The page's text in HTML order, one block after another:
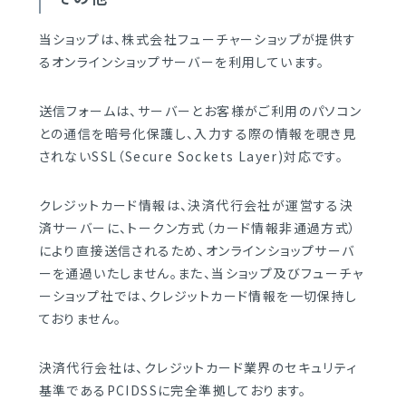
当ショップは、株式会社フューチャーショップが提供す
るオンラインショップサーバーを利用しています。
送信フォームは、サーバーとお客様がご利用のパソコン
との通信を暗号化保護し、入力する際の情報を覗き見
されないSSL（Secure Sockets Layer)対応です。
クレジットカード情報は、決済代行会社が運営する決
済サーバーに、トークン方式（カード情報非通過方式）
により直接送信されるため、オンラインショップサーバ
ーを通過いたしません。また、当ショップ及びフューチャ
ーショップ社では、クレジットカード情報を一切保持し
ておりません。
決済代行会社は、クレジットカード業界のセキュリティ
基準であるPCIDSSに完全準拠しております。